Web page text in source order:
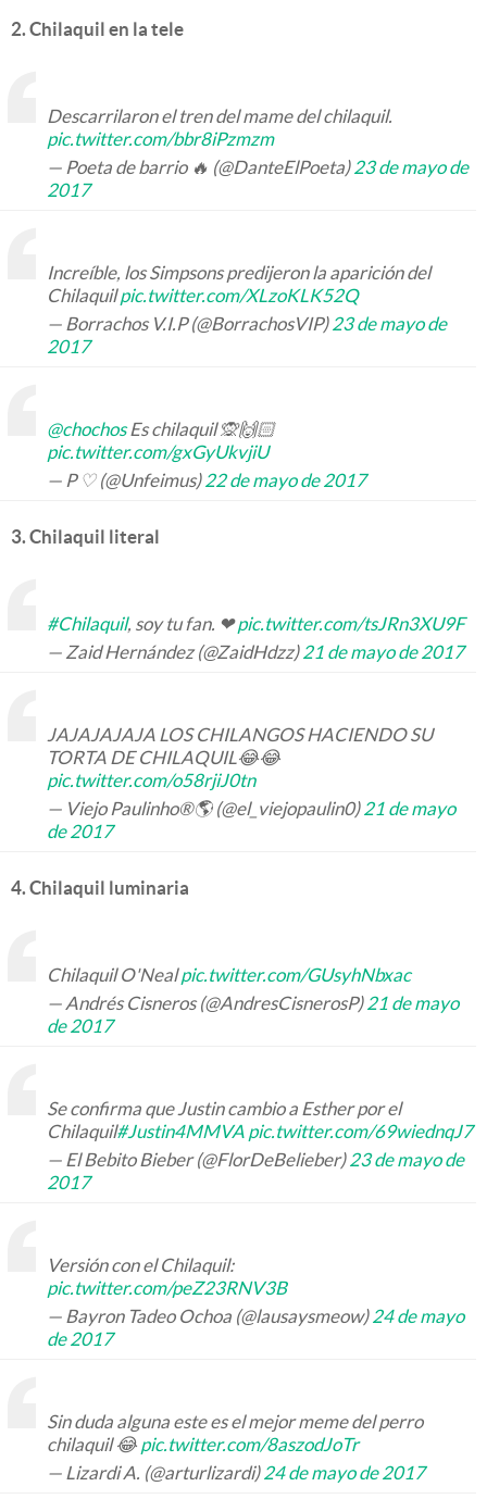
2. Chilaquil en la tele
Descarrilaron el tren del mame del chilaquil.
pic.twitter.com/bbr8iPzmzm
— Poeta de barrio 🔥 (@DanteElPoeta)23 de mayo de
2017
Increíble, los Simpsons predijeron la aparición del
Chilaquilpic.twitter.com/XLzoKLK52Q
— Borrachos V.I.P (@BorrachosVIP)23 de mayo de
2017
@chochosEs chilaquil 🙊🙌🏻
pic.twitter.com/gxGyUkvjiU
— P ♡ (@Unfeimus)22 de mayo de 2017
3. Chilaquil literal
#Chilaquil, soy tu fan. ❤pic.twitter.com/tsJRn3XU9F
— Zaid Hernández (@ZaidHdzz)21 de mayo de 2017
JAJAJAJAJA LOS CHILANGOS HACIENDO SU
TORTA DE CHILAQUIL😂😂
pic.twitter.com/o58rjiJ0tn
— Viejo Paulinho®🌎 (@el_viejopaulin0)21 de mayo
de 2017
4. Chilaquil luminaria
Chilaquil O'Nealpic.twitter.com/GUsyhNbxac
— Andrés Cisneros (@AndresCisnerosP)21 de mayo
de 2017
Se confirma que Justin cambio a Esther por el
Chilaquil#Justin4MMVA pic.twitter.com/69wiednqJ7
— El Bebito Bieber (@FlorDeBelieber)23 de mayo de
2017
Versión con el Chilaquil:
pic.twitter.com/peZ23RNV3B
— Bayron Tadeo Ochoa (@lausaysmeow)24 de mayo
de 2017
Sin duda alguna este es el mejor meme del perro
chilaquil 😂 pic.twitter.com/8aszodJoTr
— Lizardi A. (@arturlizardi)24 de mayo de 2017